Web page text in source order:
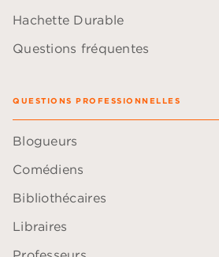
Hachette Durable
Questions fréquentes
QUESTIONS PROFESSIONNELLES
Blogueurs
Comédiens
Bibliothécaires
Libraires